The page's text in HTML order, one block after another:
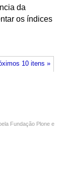
da
os índices
10 itens »
Fundação Plone e